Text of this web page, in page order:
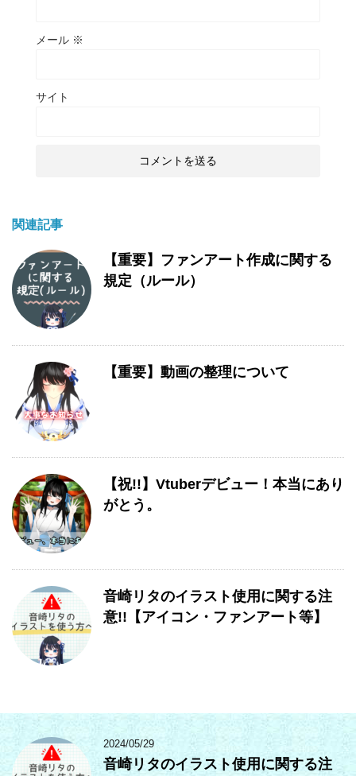
メール ※
サイト
関連記事
【重要】ファンアート作成に関する
規定（ルール）
【重要】動画の整理について
【祝!!】Vtuberデビュー！本当にあり
がとう。
音崎リタのイラスト使用に関する注
意!!【アイコン・ファンアート等】
2024/05/29
音崎リタのイラスト使用に関する注